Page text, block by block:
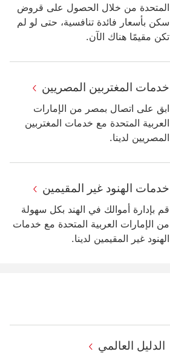
المتحدة من خلال الحصول على قروض
سكن بأسعار فائدة تنافسية، حتى لو لم
تكن مقيمًا هناك الآن.
خدمات المغتربين المصريين
ابق على اتصال بمصر من الإمارات
العربية المتحدة مع خدمات المغتربين
المصريين‬ لدينا.
‏‫خدمات الهنود غير المقيمين‬
قم بإدارة أموالك في الهند بكل سهولة
من الإمارات العربية المتحدة مع ‏‫خدمات
الهنود غير المقيمين‬ لدينا.
الدليل العالمي